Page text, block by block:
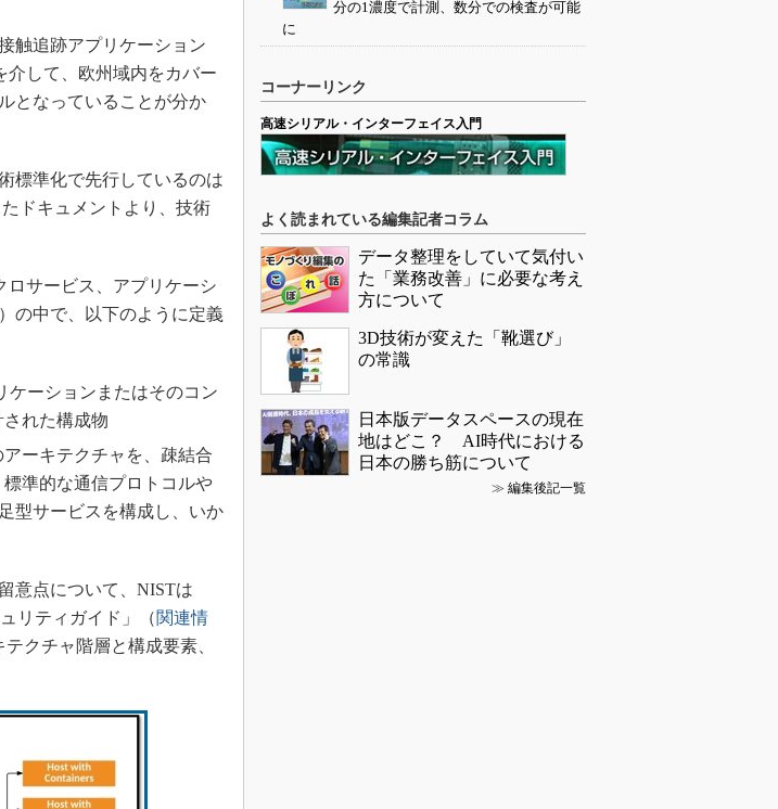
触追跡アプリケーション
介して、欧州域内をカバー
となっていることが分か
標準化で先行しているのは
ドキュメントより、技術
ロサービス、アプリケーシ
）の中で、以下のように定義
ケーションまたはそのコン
れた構成物
ーキテクチャを、疎結合
準的な通信プロトコルや
型サービスを構成し、いか
意点について、NISTは
リティガイド」（関連情
クチャ階層と構成要素、
分の1濃度で計測、数分での検査が可能
に
コーナーリンク
高速シリアル・インターフェイス入門
よく読まれている編集記者コラム
データ整理をしていて気付い
た「業務改善」に必要な考え
方について
3D技術が変えた「靴選び」
の常識
日本版データスペースの現在
地はどこ？ AI時代における
日本の勝ち筋について
≫ 編集後記一覧